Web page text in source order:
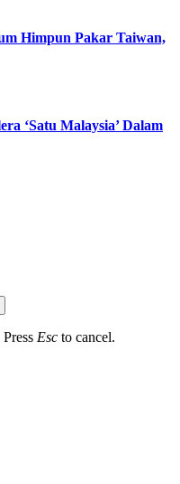
Himpun Pakar Taiwan,
‘Satu Malaysia’ Dalam
Esc to cancel.